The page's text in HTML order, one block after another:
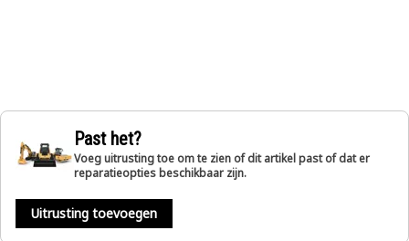
Past het?
Voeg uitrusting toe om te zien of dit artikel past of dat er
reparatieopties beschikbaar zijn.
Uitrusting toevoegen